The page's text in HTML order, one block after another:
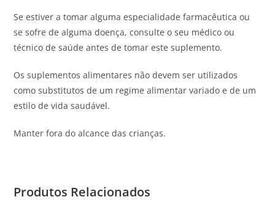
Se estiver a tomar alguma especialidade farmacêutica ou
se sofre de alguma doença, consulte o seu médico ou
técnico de saúde antes de tomar este suplemento.
Os suplementos alimentares não devem ser utilizados
como substitutos de um regime alimentar variado e de um
estilo de vida saudável.
Manter fora do alcance das crianças.
Produtos Relacionados